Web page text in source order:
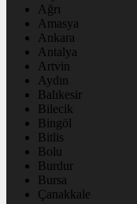
Ağrı
Amasya
Ankara
Antalya
Artvin
Aydın
Balıkesir
Bilecik
Bingöl
Bitlis
Bolu
Burdur
Bursa
Çanakkale